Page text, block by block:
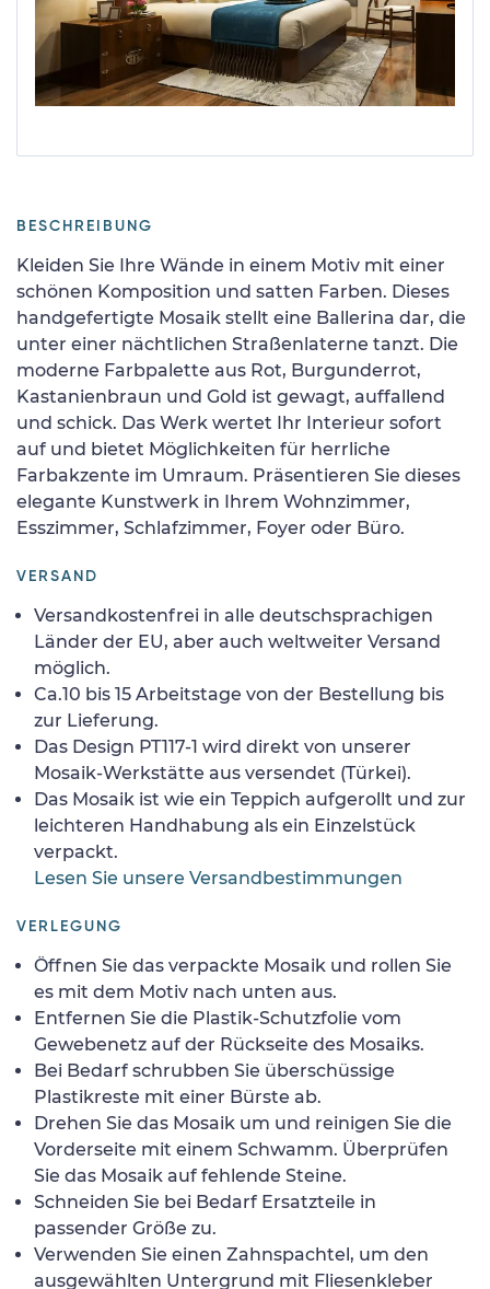
BESCHREIBUNG
Kleiden Sie Ihre Wände in einem Motiv mit einer
schönen Komposition und satten Farben. Dieses
handgefertigte Mosaik stellt eine Ballerina dar, die
unter einer nächtlichen Straßenlaterne tanzt. Die
moderne Farbpalette aus Rot, Burgunderrot,
Kastanienbraun und Gold ist gewagt, auffallend
und schick. Das Werk wertet Ihr Interieur sofort
auf und bietet Möglichkeiten für herrliche
Farbakzente im Umraum. Präsentieren Sie dieses
elegante Kunstwerk in Ihrem Wohnzimmer,
Esszimmer, Schlafzimmer, Foyer oder Büro.
VERSAND
Versandkostenfrei in alle deutschsprachigen
Länder der EU, aber auch weltweiter Versand
möglich.
Ca.10 bis 15 Arbeitstage von der Bestellung bis
zur Lieferung.
Das Design PT117-1 wird direkt von unserer
Mosaik-Werkstätte aus versendet (Türkei).
Das Mosaik ist wie ein Teppich aufgerollt und zur
leichteren Handhabung als ein Einzelstück
verpackt.
Lesen Sie unsere Versandbestimmungen
VERLEGUNG
Öffnen Sie das verpackte Mosaik und rollen Sie
es mit dem Motiv nach unten aus.
Entfernen Sie die Plastik-Schutzfolie vom
Gewebenetz auf der Rückseite des Mosaiks.
Bei Bedarf schrubben Sie überschüssige
Plastikreste mit einer Bürste ab.
Drehen Sie das Mosaik um und reinigen Sie die
Vorderseite mit einem Schwamm. Überprüfen
Sie das Mosaik auf fehlende Steine.
Schneiden Sie bei Bedarf Ersatzteile in
passender Größe zu.
Verwenden Sie einen Zahnspachtel, um den
ausgewählten Untergrund mit Fliesenkleber